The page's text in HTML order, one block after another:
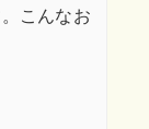
こんなお